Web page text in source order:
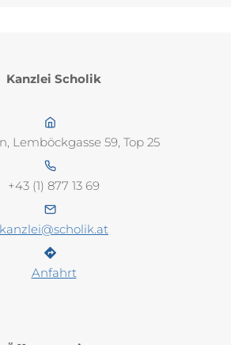
Kanzlei Scholik
Lemböckgasse 59, Top 25
+43 (1) 877 13 69
kanzlei@scholik.at
Anfahrt